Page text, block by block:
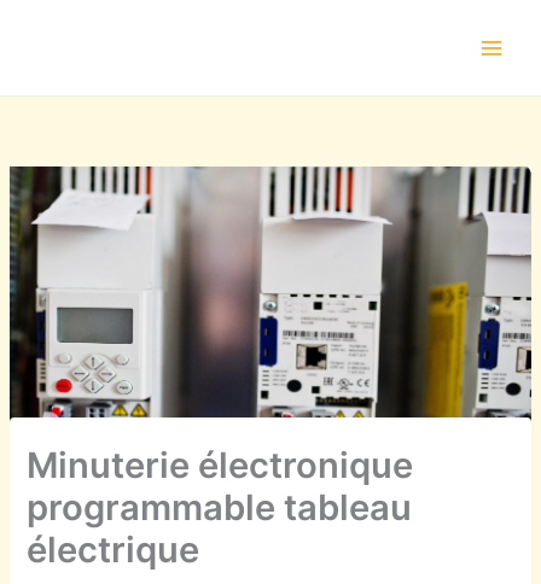
Minuterie électronique
programmable tableau
électrique